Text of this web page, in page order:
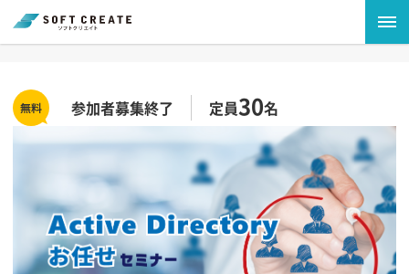
参加者募集終了 定員30名